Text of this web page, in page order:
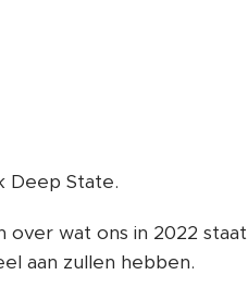
Deep State.
over wat ons in 2022 staat
aan zullen hebben.